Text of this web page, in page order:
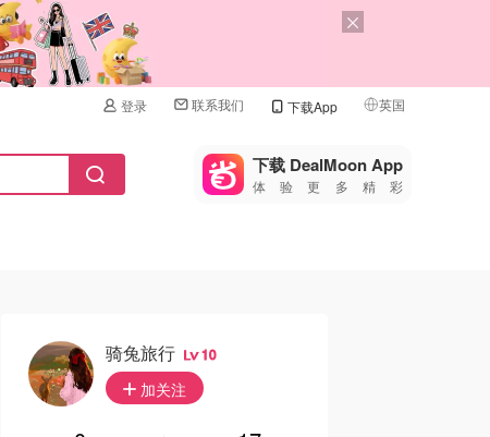
登录 联系我们 下载App 英国
🇺🇸
🇨🇳 中国
下载 DealMoon App
体验更多精彩
骑兔旅行 10
加关注